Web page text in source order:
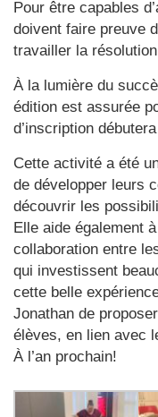
Pour être capables
doivent faire preuve
travailler la
À la lumière du
édition est assurée
d’inscription
Cette activité a été
de développer leurs
découvrir les
Elle aide également
collaboration entre
qui investissent
cette belle
Jonathan de
élèves, en lien avec
À l’an prochain!